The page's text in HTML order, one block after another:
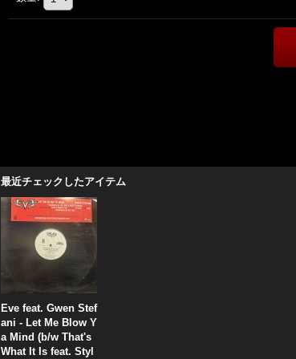
最近チェックしたアイテム
Eve feat. Gwen Stef
ani - Let Me Blow Y
a Mind (b/w That's
What It Is feat. Styl